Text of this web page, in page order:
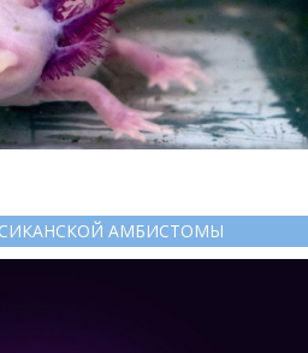
АМБИСТОМЫ